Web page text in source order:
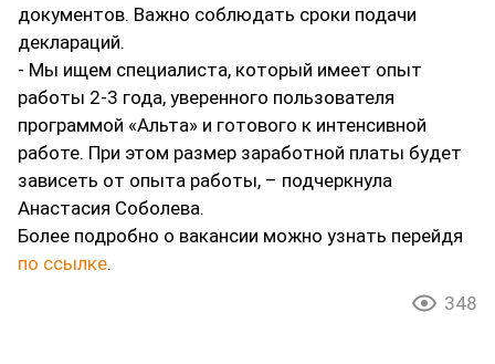
документов. Важно соблюдать сроки подачи
деклараций.
- Мы ищем специалиста, который имеет опыт
работы 2-3 года, уверенного пользователя
программой «Альта» и готового к интенсивной
работе. При этом размер заработной платы будет
зависеть от опыта работы, – подчеркнула
Анастасия Соболева.
Более подробно о вакансии можно узнать перейдя
по ссылке.
348